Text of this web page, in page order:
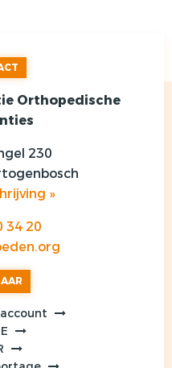
Orthopedische
230
»
34 20